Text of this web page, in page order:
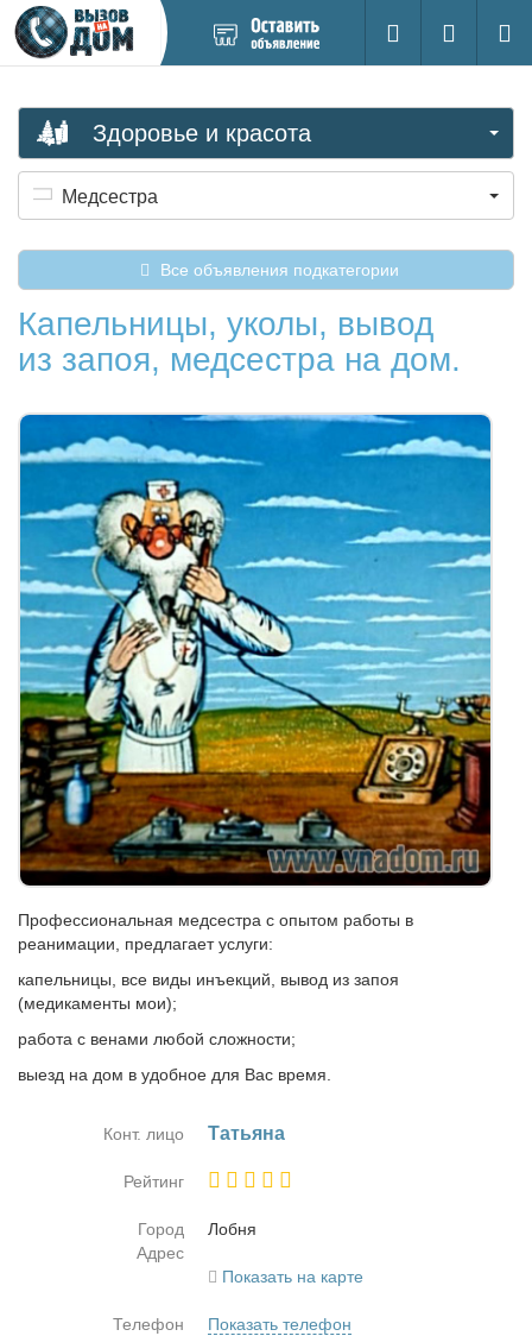
новое
Поиск
Вход на
Здоровье и красота
Медсестра
Все объявления подкатегории
Капельницы, уколы, вывод
из запоя, медсестра на дом.
Профессиональная медсестра с опытом работы в
реанимации, предлагает услуги:
капельницы, все виды инъекций, вывод из запоя
(медикаменты мои);
работа с венами любой сложности;
выезд на дом в удобное для Вас время.
Конт. лицо Та­тья­на
Рейтинг
Город
Лоб­ня
Адрес
Показать на карте
Телефон Показать телефон